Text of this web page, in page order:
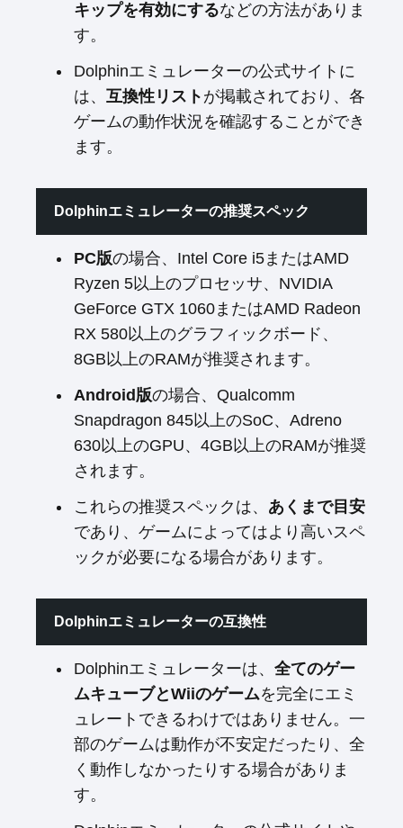
キップを有効にするなどの方法がありま
す。
Dolphinエミュレーターの公式サイトに
は、 互換性リスト が掲載されており、各
ゲームの動作状況を確認することができ
ます。
Dolphinエミュレーターの推奨スペック
PC版の場合、Intel Core i5またはAMD
Ryzen 5以上のプロセッサ、NVIDIA
GeForce GTX 1060またはAMD Radeon
RX 580以上のグラフィックボード、
8GB以上のRAMが推奨されます。
Android版の場合、Qualcomm
Snapdragon 845以上のSoC、Adreno
630以上のGPU、4GB以上のRAMが推奨
されます。
これらの推奨スペックは、 あくまで目安
であり、ゲームによってはより高いスペ
ックが必要になる場合があります。
Dolphinエミュレーターの互換性
Dolphinエミュレーターは、 全てのゲー
ムキューブとWiiのゲームを完全にエミ
ュレートできるわけではありません。一
部のゲームは動作が不安定だったり、全
く動作しなかったりする場合がありま
す。